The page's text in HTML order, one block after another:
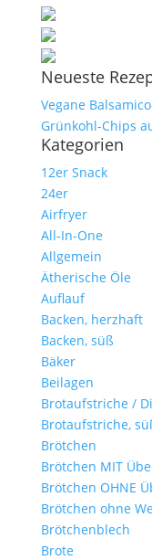
Neueste
Vegane
Grünkohl-Chips
Kategorien
12er Snack
24er
Airfryer
All-In-One
Allgemein
Ätherische Öle
Auflauf
Backen, herzhaft
Backen, süß
Bäker
Beilagen
Brotaufstriche /
Brotaufstriche,
Brötchen
Brötchen MIT
Brötchen OHNE
Brötchen ohne
Brötchenblech
Brote